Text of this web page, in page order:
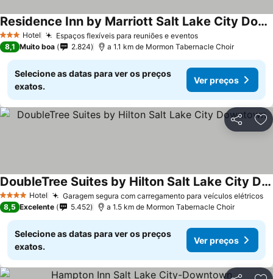
3 EstrelasHotel Espaços flexíveis para reuniões e eventos
Residence Inn by Marriott Salt Lake City Downtown
8,1 Muito boa 2.824 a 1.1 km de Mormon Tabernacle Choir
Selecione as datas para ver os preços
exatos.
Ver preços
Partilhar
4 EstrelasHotel Garagem segura com carregamento para veículos elétricos
DoubleTree Suites by Hilton Salt Lake City Downtown
8,5 Excelente 5.452 a 1.5 km de Mormon Tabernacle Choir
Selecione as datas para ver os preços
exatos.
Ver preços